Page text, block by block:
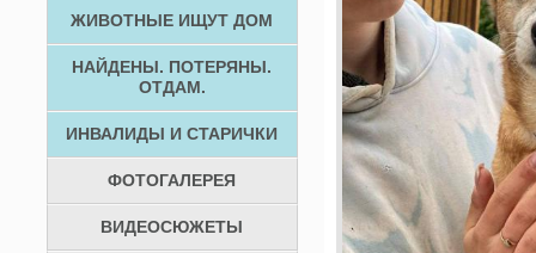
ЖИВОТНЫЕ ИЩУТ ДОМ
НАЙДЕНЫ. ПОТЕРЯНЫ.
ОТДАМ.
ИНВАЛИДЫ И СТАРИЧКИ
ФОТОГАЛЕРЕЯ
ВИДЕОСЮЖЕТЫ